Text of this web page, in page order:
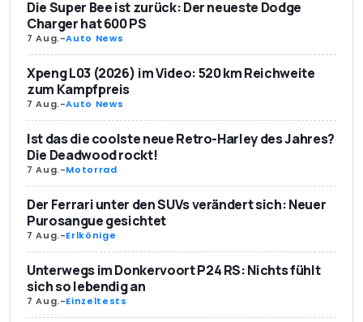
Die Super Bee ist zurück: Der neueste Dodge
Charger hat 600 PS
7 Aug.-Auto News
Xpeng L03 (2026) im Video: 520 km Reichweite
zum Kampfpreis
7 Aug.-Auto News
Ist das die coolste neue Retro-Harley des Jahres?
Die Deadwood rockt!
7 Aug.-Motorrad
Der Ferrari unter den SUVs verändert sich: Neuer
Purosangue gesichtet
7 Aug.-Erlkönige
Unterwegs im Donkervoort P24 RS: Nichts fühlt
sich so lebendig an
7 Aug.-Einzeltests